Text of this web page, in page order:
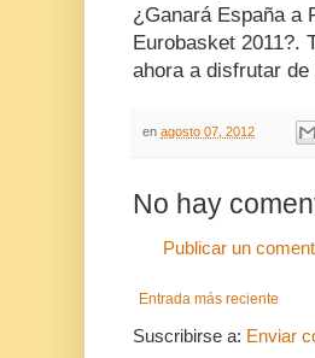
¿Ganará España a
Eurobasket 2011?.
ahora a disfrutar
en agosto 07, 2012
No hay
Publicar un
Entrada más reciente
Suscribirse a: Enviar